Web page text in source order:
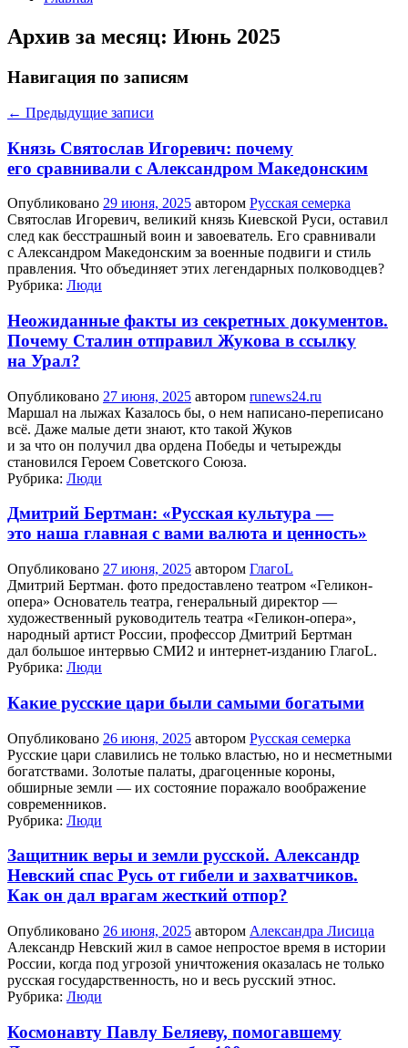
Архив за месяц: Июнь 2025
Навигация по записям
← Предыдущие записи
Князь Святослав Игоревич: почему
его сравнивали с Александром Македонским
Опубликовано 29 июня, 2025 автором Русская семерка
Святослав Игоревич, великий князь Киевской Руси, оставил
след как бесстрашный воин и завоеватель. Его сравнивали
с Александром Македонским за военные подвиги и стиль
правления. Что объединяет этих легендарных полководцев?
Рубрика: Люди
Неожиданные факты из секретных документов.
Почему Сталин отправил Жукова в ссылку
на Урал?
Опубликовано 27 июня, 2025 автором runews24.ru
Маршал на лыжах Казалось бы, о нем написано-переписано
всё. Даже малые дети знают, кто такой Жуков
и за что он получил два ордена Победы и четырежды
становился Героем Советского Союза.
Рубрика: Люди
Дмитрий Бертман: «Русская культура —
это наша главная с вами валюта и ценность»
Опубликовано 27 июня, 2025 автором ГлагоL
Дмитрий Бертман. фото предоставлено театром «Геликон-
опера» Основатель театра, генеральный директор —
художественный руководитель театра «Геликон-опера»,
народный артист России, профессор Дмитрий Бертман
дал большое интервью СМИ2 и интернет-изданию ГлагоL.
Рубрика: Люди
Какие русские цари были самыми богатыми
Опубликовано 26 июня, 2025 автором Русская семерка
Русские цари славились не только властью, но и несметными
богатствами. Золотые палаты, драгоценные короны,
обширные земли — их состояние поражало воображение
современников.
Рубрика: Люди
Защитник веры и земли русской. Александр
Невский спас Русь от гибели и захватчиков.
Как он дал врагам жесткий отпор?
Опубликовано 26 июня, 2025 автором Александра Лисица
Александр Невский жил в самое непростое время в истории
России, когда под угрозой уничтожения оказалась не только
русская государственность, но и весь русский этнос.
Рубрика: Люди
Космонавту Павлу Беляеву, помогавшему